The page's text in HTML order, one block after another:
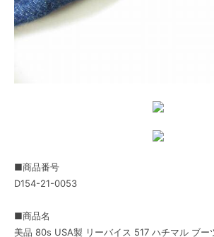
■商品番号
D154-21-0053
■商品名
美品 80s USA製 リーバイス 517 ハチマル ブー